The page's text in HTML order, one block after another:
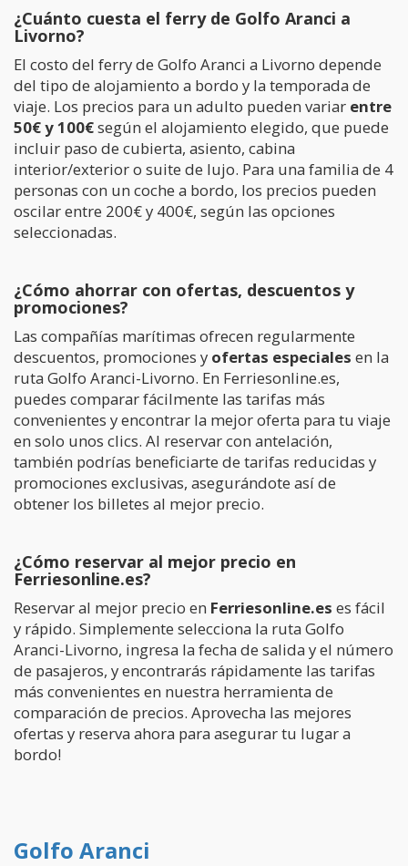
¿Cuánto cuesta el ferry de Golfo Aranci a
Livorno?
El costo del ferry de Golfo Aranci a Livorno depende
del tipo de alojamiento a bordo y la temporada de
viaje. Los precios para un adulto pueden variar entre
50€ y 100€según el alojamiento elegido, que puede
incluir paso de cubierta, asiento, cabina
interior/exterior o suite de lujo. Para una familia de 4
personas con un coche a bordo, los precios pueden
oscilar entre 200€ y 400€, según las opciones
seleccionadas.
¿Cómo ahorrar con ofertas, descuentos y
promociones?
Las compañías marítimas ofrecen regularmente
descuentos, promociones y ofertas especiales en la
ruta Golfo Aranci-Livorno. En Ferriesonline.es,
puedes comparar fácilmente las tarifas más
convenientes y encontrar la mejor oferta para tu viaje
en solo unos clics. Al reservar con antelación,
también podrías beneficiarte de tarifas reducidas y
promociones exclusivas, asegurándote así de
obtener los billetes al mejor precio.
¿Cómo reservar al mejor precio en
Ferriesonline.es?
Reservar al mejor precio en Ferriesonline.es es fácil
y rápido. Simplemente selecciona la ruta Golfo
Aranci-Livorno, ingresa la fecha de salida y el número
de pasajeros, y encontrarás rápidamente las tarifas
más convenientes en nuestra herramienta de
comparación de precios. Aprovecha las mejores
ofertas y reserva ahora para asegurar tu lugar a
bordo!
Golfo Aranci